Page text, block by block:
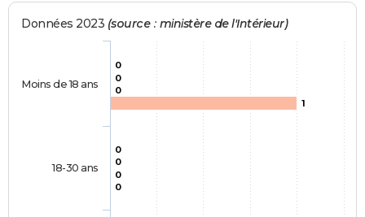
Données 2023 (source : ministère de l'Intérieur)
0
0
0
0
0
0
1
0
Moins de 18 ans
18-30 ans